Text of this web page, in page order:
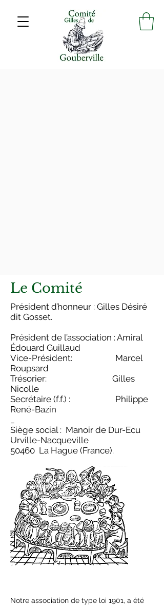
Le Comité
Président d’honneur : Gilles Désiré
dit Gosset.
Président de l’association : Amiral
Édouard Guillaud
Vice-Président: Marcel
Roupsard
Trésorier: Gilles
Nicolle
Secrétaire (f.f.) : Philippe
René-Bazin
Siège social : Manoir de Dur-Ecu
Urville-Nacqueville
50460 La Hague (France).
Notre association de type loi 1901, a été